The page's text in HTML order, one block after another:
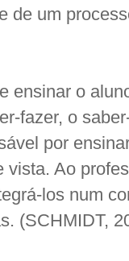
de um
ensinar o
fazer, o
por
vista. Ao
los num
(SCHMIDT,